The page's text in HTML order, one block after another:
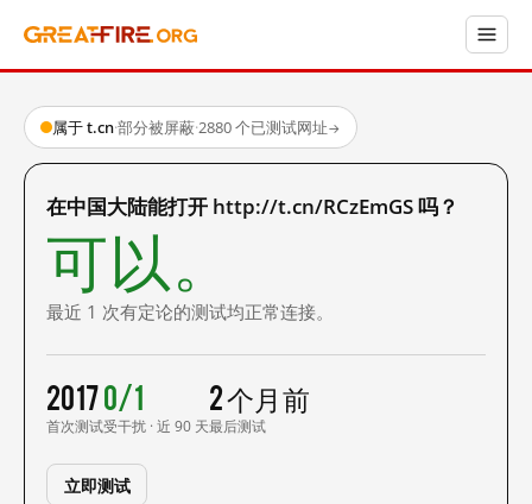
属于 t.cn·部分被屏蔽·2880 个已测试网址→
在中国大陆能打开 http://t.cn/RCzEmGS 吗？
可以。
最近 1 次有定论的测试均正常连接。
2017
首次测试
0/1
受干扰 · 近 90 天
2 个月前
最后测试
立即测试